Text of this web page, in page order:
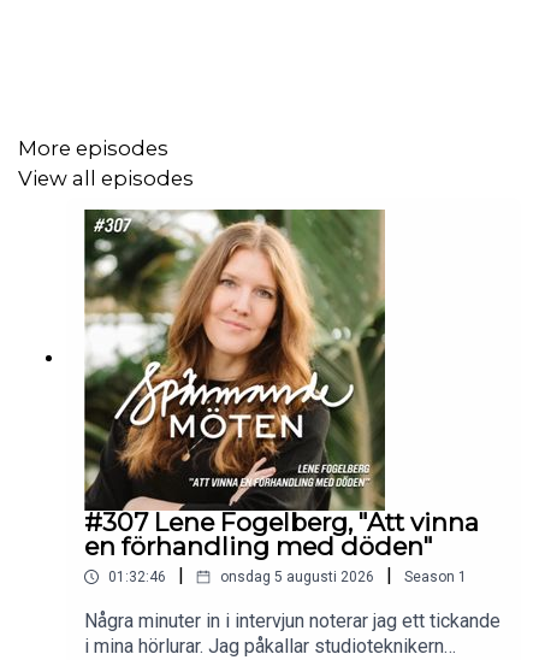
programmet Husdrömmar i SVT. Där är hans roll att vara
expert, men han har också själv fått inspiration i
Vi pratar också om den sedelärande vattenritualen för
arkitektstudenter, språkresan till Frankrike, farfar som
fick ett kalkbrott som betalning för en spelskuld,
arkitektupproret, vilken byggnad han är mest nöjd med
och hur husen i den 4000 år gamla staden Ur lätt skulle
kunna möbleras med IKEA-möbler.
Moderator: Gunnar Oesterreich
Musik: Mattias Klasson/Daniel Olsen
More episodes
View all episodes
#307 Lene Fogelberg, "Att vinna
en förhandling med döden"
01:32:46 | onsdag 5 augusti 2026 | Season 1
Några minuter in i intervjun noterar jag ett tickande
i mina hörlurar. Jag påkallar studioteknikern